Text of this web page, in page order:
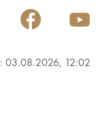
03.08.2026, 12:02